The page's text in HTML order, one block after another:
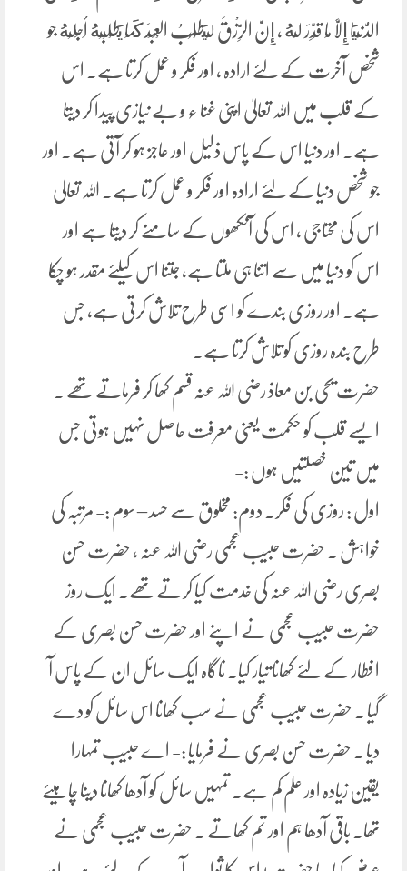
الدُّنْيَا إِلَّا مَا قُدِّرَ لَهُ ، إِنَّ ‌الرِّزْقَ ‌لَيَطْلُبُ الْعَبْدَ كَمَا يَطْلُبُهُ أَجَلُهُ جو
شخص آخرت کے لئے ارادہ ، اور فکر و عمل کرتا ہے۔ اس
کے قلب میں اللہ تعالیٰ اپنی غنا ء و بے نیازی پیدا کر دیتا
ہے۔ اور دنیا اس کے پاس ذلیل اور عاجز ہو کر آتی ہے۔ اور
جو شخص دنیا کے لئے ارادہ اور فکر و عمل کرتا ہے۔ اللہ تعالی
اس کی محتاجی ، اس کی آنکھوں کے سامنے کر دیتا ہے اور
اس کو دنیا میں سے اتنا ہی ملتا ہے، جتنا اس کیلئے مقدر ہو چکا
ہے۔ اور روزی بندے کو اسی طرح تلاش کرتی ہے، جس
طرح بندہ روزی کو تلاش کرتا ہے۔
حضرت یحی بن معاذ رضی اللہ عنہ قسم کھا کر فرماتے تھے ۔
ایسے قلب کو حکمت یعنی معرفت حاصل نہیں ہوتی جس
میں تین خصلتیں ہوں :-
اول : روزی کی فکر۔ دوم: مخلوق سے حسد – سوم :- مرتبہ کی
خواہش ۔ حضرت حبیب عجمی رضی اللہ عنہ ، حضرت حسن
بصری رضی اللہ عنہ کی خدمت کیا کرتےتھے۔ ایک روز
حضرت حبیب عجمی نے اپنے اور حضرت حسن بصری کے
افطار کے لئے کھانا تیار کیا۔ ناگاہ ایک سائل ان کے پاس آ
گیا ۔ حضرت حبیب عجمی نے سب کھانا اس سائل کو دے
دیا ۔ حضرت حسن بصری نے فرمایا :- اے حبیب تمہارا
یقین زیادہ اور علم کم ہے۔ تمہیں سائل کو آدھا کھانا دینا چاہیئے
تھا۔ باقی آدھا ہم اور تم کھاتے ۔ حضرت حبیب عجمی نے